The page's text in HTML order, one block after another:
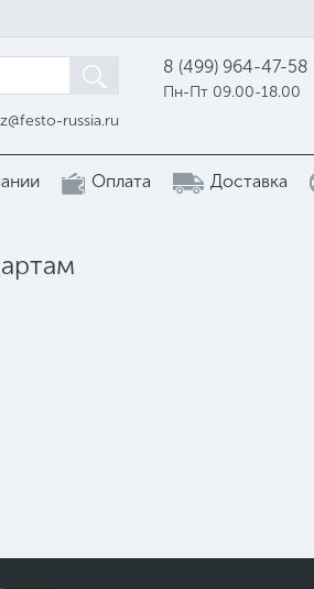
russia.ru
8 (499) 964-47-58
Пн-Пт 09.00-18.00
Оплата Доставка